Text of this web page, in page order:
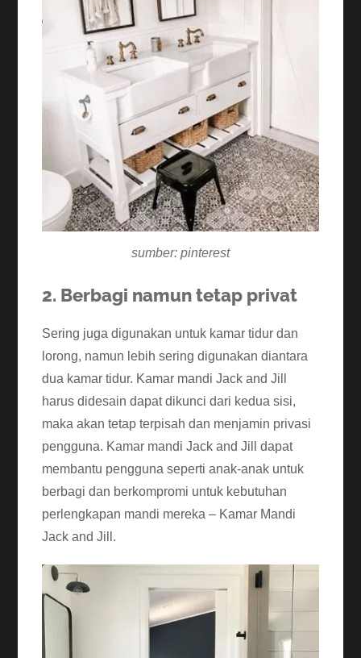
sumber: pinterest
2. Berbagi namun tetap privat
Sering juga digunakan untuk kamar tidur dan
lorong, namun lebih sering digunakan diantara
dua kamar tidur. Kamar mandi Jack and Jill
harus didesain dapat dikunci dari kedua sisi,
maka akan tetap terpisah dan menjamin privasi
pengguna. Kamar mandi Jack and Jill dapat
membantu pengguna seperti anak-anak untuk
berbagi dan berkompromi untuk kebutuhan
perlengkapan mandi mereka – Kamar Mandi
Jack and Jill.